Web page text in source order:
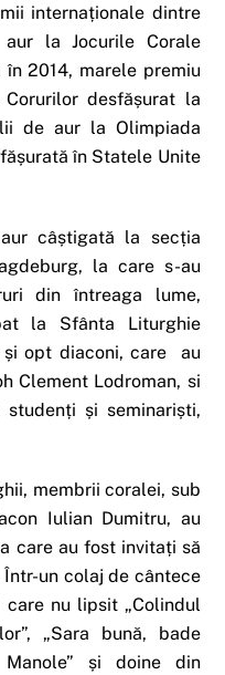
internaționale dintre
la Jocurile Corale
2014, marele premiu
desfășurat la
de aur la Olimpiada
în Statele Unite
câștigată la secția
la care s-au
din întreaga lume,
la Sfânta Liturghie
opt diaconi, care au
Clement Lodroman, si
și seminariști,
membrii coralei, sub
Iulian Dumitru, au
care au fost invitați să
un colaj de cântece
nu lipsit „Colindul
„Sara bună, bade
Manole” și doine din